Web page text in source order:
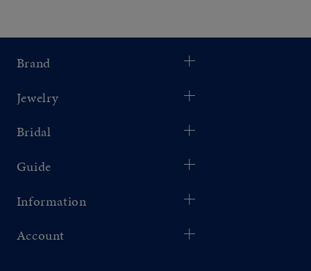
Brand
Jewelry
Bridal
Guide
Information
Account